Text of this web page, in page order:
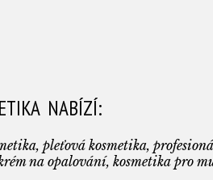
NABÍZÍ:
pleťová kosmetika,
na opalování, kosmetika pro